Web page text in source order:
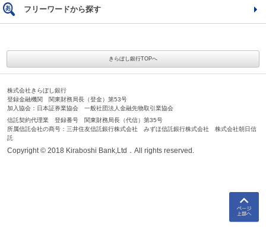
フリーワードから探す
きらぼし銀行TOPへ
株式会社きらぼし銀行
登録金融機関 関東財務局長（登金）第53号
加入協会：日本証券業協会 一般社団法人金融先物取引業協会
信託契約代理業 登録番号 関東財務局長（代信）第35号
所属信託会社の商号：三井住友信託銀行株式会社 みずほ信託銀行株式会社 株式会社朝日信
託
Copyright © 2018 Kiraboshi Bank,Ltd．All rights reserved.